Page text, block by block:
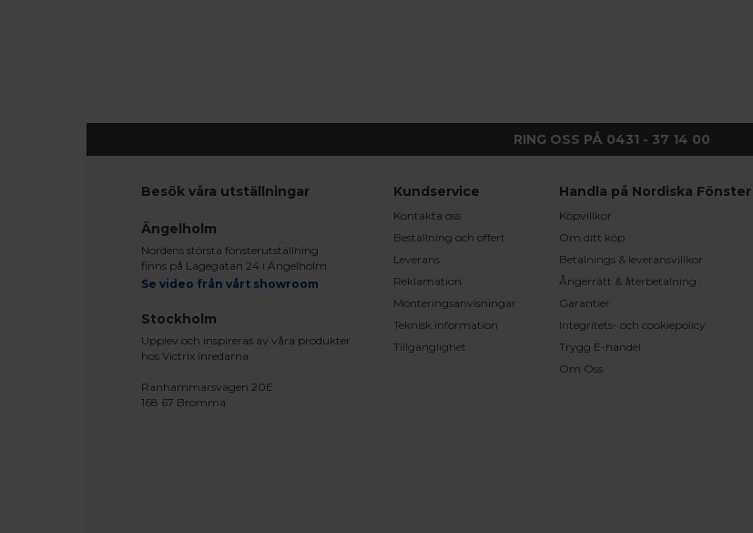
RING OSS PÅ 0431 - 37 14 00
Besök våra utställningar
Ängelholm
Nordens största fönsterutställning
finns på Lagegatan 24 i Ängelholm
Se video från vårt showroom
Stockholm
Upplev och inspireras av våra produkter
hos Victrix inredarna.
Ranhammarsvägen 20E
168 67 Bromma
Kundservice
Kontakta oss
Beställning och offert
Leverans
Reklamation
Monteringsanvisningar
Teknisk information
Tillgänglighet
Handla på Nordiska Fönster
Köpvillkor
Om ditt köp
Betalnings & leveransvillkor
Ångerrätt & återbetalning
Garantier
Integritets- och cookiepolicy
Trygg E-handel
Om Oss